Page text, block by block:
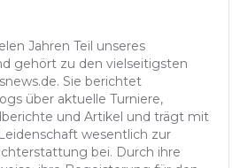
Jahren Teil unseres
gehört zu den vielseitigsten
Sie berichtet
über aktuelle Turniere,
und Artikel und trägt mit
wesentlich zur
bei. Durch ihre